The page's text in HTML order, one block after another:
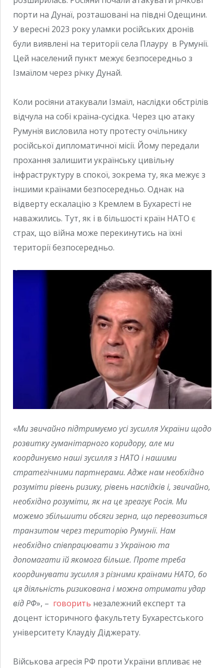
порти на Дунаї, розташовані на півдні Одещини.
У вересні 2023 року уламки російських дронів
були виявлені на території села Плауру в Румунії.
Цей населений пункт межує безпосередньо з
Ізмаїлом через річку Дунай.
Коли росіяни атакували Ізмаїл, наслідки обстрілів
відчула на собі країна-сусідка. Через цю атаку
Румунія висловила ноту протесту очільнику
російської дипломатичної місії. Йому передали
прохання залишити українську цивільну
інфраструктуру в спокої, зокрема ту, яка межує з
іншими країнами безпосередньо. Однак на
відверту ескалацію з Кремлем в Бухаресті не
наважились. Тут, як і в більшості країн НАТО є
страх, що війна може перекинутись на їхні
території безпосередньо.
«Ми звичайно підтримуємо усі зусилля України щодо
розвитку гуманітарного коридору, але ми
координуємо наші зусилля з НАТО і нашими
стратегічними партнерами. Адже нам необхідно
розуміти рівень ризику, рівень наслідків і, звичайно,
необхідно розуміти, як на це зреагує Росія. Ми
можемо збільшити обсяги зерна, що перевозиться
транзитом через територію Румунії. Нам
необхідно співпрацювати з Україною та
допомагати їй якомога більше. Проте треба
координувати зусилля з різними країнами НАТО, бо
ця діяльність ризикована і можна отримати удар
від РФ», – говорить незалежний експерт та
доцент історичного факультету Бухарестського
університету Клаудіу Діджерату.
Військова агресія РФ проти України впливає не